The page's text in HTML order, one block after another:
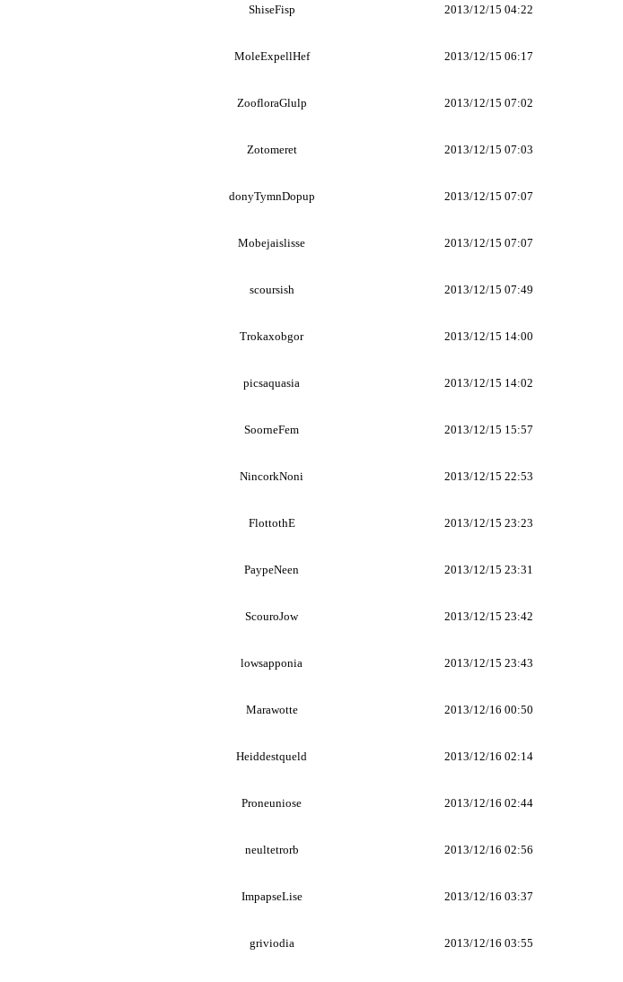
ShiseFisp 2013/12/15 04:22
MoleExpellHef 2013/12/15 06:17
ZoofloraGlulp 2013/12/15 07:02
Zotomeret 2013/12/15 07:03
donyTymnDopup 2013/12/15 07:07
Mobejaislisse 2013/12/15 07:07
scoursish 2013/12/15 07:49
Trokaxobgor 2013/12/15 14:00
picsaquasia 2013/12/15 14:02
SoorneFem 2013/12/15 15:57
NincorkNoni 2013/12/15 22:53
FlottothE 2013/12/15 23:23
PaypeNeen 2013/12/15 23:31
ScouroJow 2013/12/15 23:42
lowsapponia 2013/12/15 23:43
Marawotte 2013/12/16 00:50
Heiddestqueld 2013/12/16 02:14
Proneuniose 2013/12/16 02:44
neultetrorb 2013/12/16 02:56
ImpapseLise 2013/12/16 03:37
griviodia 2013/12/16 03:55